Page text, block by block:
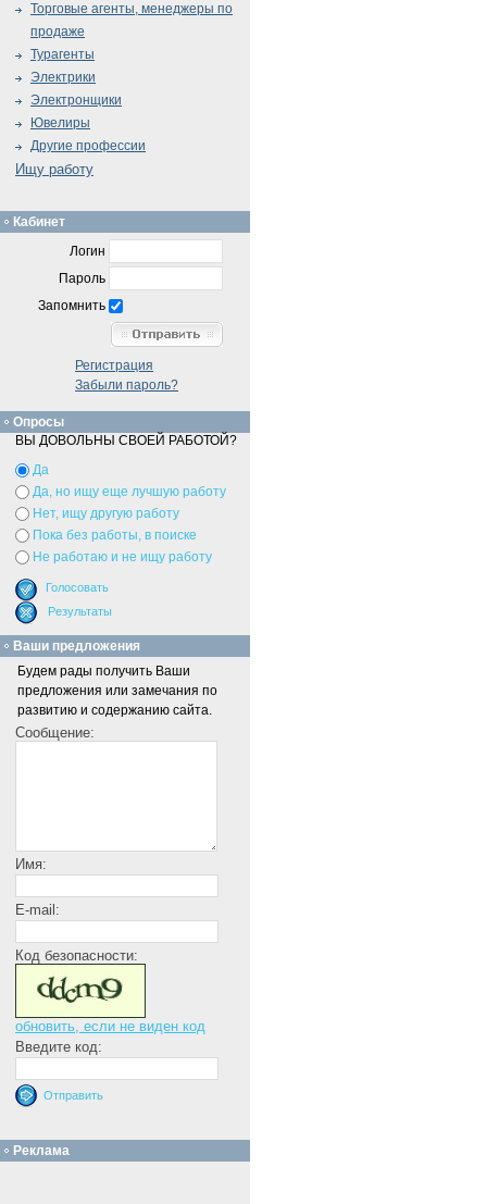
Торговые агенты, менеджеры по
продаже
Турагенты
Электрики
Электронщики
Ювелиры
Другие профессии
Ищу работу
Кабинет
Логин
Пароль
Запомнить
Регистрация
Забыли пароль?
Опросы
ВЫ ДОВОЛЬНЫ СВОЕЙ РАБОТОЙ?
Да
Да, но ищу еще лучшую работу
Нет, ищу другую работу
Пока без работы, в поиске
Не работаю и не ищу работу
Ваши предложения
Будем рады получить Ваши
предложения или замечания по
развитию и содержанию сайта.
Сообщение:
Имя:
E-mail:
Код безопасности:
обновить, если не виден код
Введите код:
Реклама